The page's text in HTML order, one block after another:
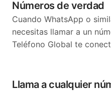
Números de verdad
Cuando WhatsApp o
necesitas llamar a un
Teléfono Global te
Llama a cualquier